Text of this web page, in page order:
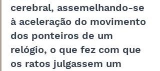
cerebral, assemelhando-se
à aceleração do movimento
dos ponteiros de um
relógio, o que fez com que
os ratos julgassem um